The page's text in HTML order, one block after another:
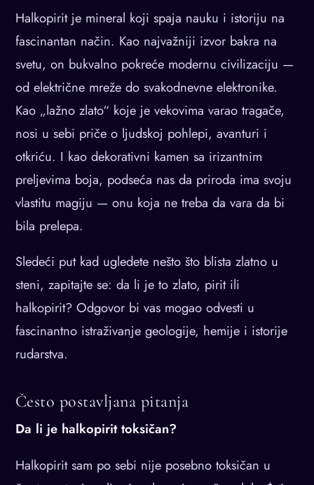
Halkopirit je mineral koji spaja nauku i istoriju na
fascinantan način. Kao najvažniji izvor bakra na
svetu, on bukvalno pokreće modernu civilizaciju —
od električne mreže do svakodnevne elektronike.
Kao „lažno zlato“ koje je vekovima varao tragače,
nosi u sebi priče o ljudskoj pohlepi, avanturi i
otkriću. I kao dekorativni kamen sa irizantnim
preljevima boja, podseća nas da priroda ima svoju
vlastitu magiju — onu koja ne treba da vara da bi
bila prelepa.
Sledeći put kad ugledete nešto što blista zlatno u
steni, zapitajte se: da li je to zlato, pirit ili
halkopirit? Odgovor bi vas mogao odvesti u
fascinantno istraživanje geologije, hemije i istorije
rudarstva.
Često postavljana pitanja
Da li je halkopirit toksičan?
Halkopirit sam po sebi nije posebno toksičan u